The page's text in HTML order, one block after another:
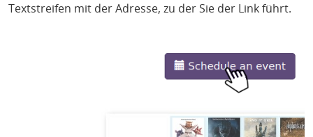
Textstreifen mit der Adresse, zu der Sie der Link führt.